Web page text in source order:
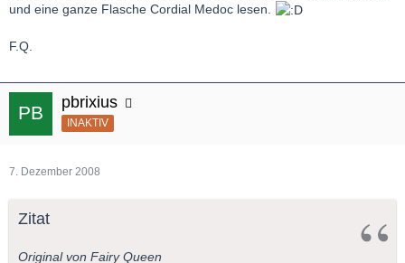
und eine ganze Flasche Cordial Medoc lesen.
F.Q.
pbrixius
INAKTIV
7. Dezember 2008
Zitat
Original von Fairy Queen